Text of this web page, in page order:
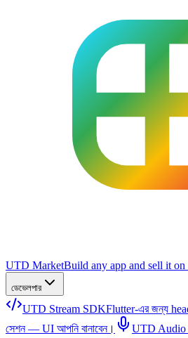
UTD MarketBuild any app and sell it on
ডেভেলপার
UTD Stream SDKFlutter-এর জন্য
সেশন — UI আপনি বানাবেন।
UTD Audio